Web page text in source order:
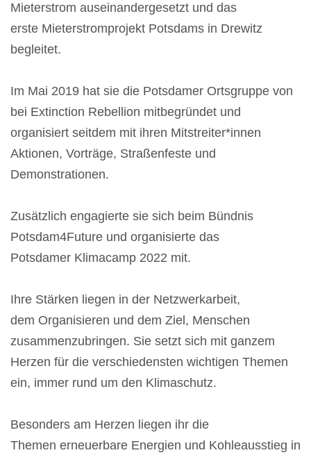
Mieterstrom auseinandergesetzt und das
erste Mieterstromprojekt Potsdams in Drewitz
begleitet.
Im Mai 2019 hat sie die Potsdamer Ortsgruppe von
bei Extinction Rebellion mitbegründet und
organisiert seitdem mit ihren Mitstreiter*innen
Aktionen, Vorträge, Straßenfeste und
Demonstrationen.
Zusätzlich engagierte sie sich beim Bündnis
Potsdam4Future und organisierte das
Potsdamer Klimacamp 2022 mit.
Ihre Stärken liegen in der Netzwerkarbeit,
dem Organisieren und dem Ziel, Menschen
zusammenzubringen. Sie setzt sich mit ganzem
Herzen für die verschiedensten wichtigen Themen
ein, immer rund um den Klimaschutz.
Besonders am Herzen liegen ihr die
Themen erneuerbare Energien und Kohleausstieg in